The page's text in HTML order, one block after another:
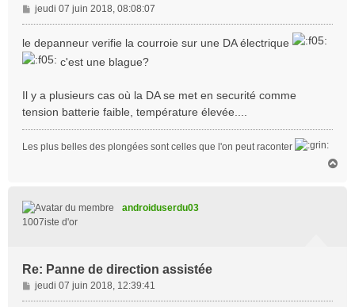
M
e
s
a
e
jeudi 07 juin 2018, 08:08:07
le depanneur verifie la courroie sur une DA électrique
c'est une blague?
Il y a plusieurs cas où la DA se met en securité comme
tension batterie faible, température élevée....
Les plus belles des plongées sont celles que l'on peut raconter
androiduserdu03
1007iste d'or
Re: Panne de direction assistée
M
e
jeudi 07 juin 2018, 12:39:41